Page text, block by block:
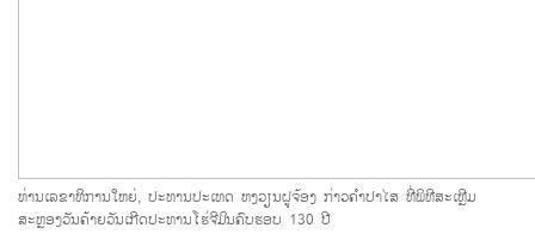
ທ່ານເລຂາທິການ​ໃຫຍ່, ປະທານ​ປະ​ເທດ ຫງວຽນ​ຝູຈ້ອງ ກ່າວ​ຄຳ​ປາ​ໄສ​ ທີ່​ພິທີ​ສະ​ເຫຼີ​ມ
ສະຫຼອງວັນຄ້າຍວັນ​ເກີດປະທານ​ໂຮ່ຈີ​ມິນຄົບຮອບ 130 ປີ